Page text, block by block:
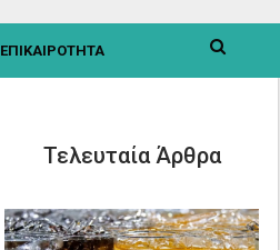
ΕΠΙΚΑΙΡΟΤΗΤΑ
Τελευταία Άρθρα